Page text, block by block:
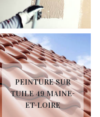
PEINTURE SUR
TUILE 49 MAINE-
ET-LOIRE